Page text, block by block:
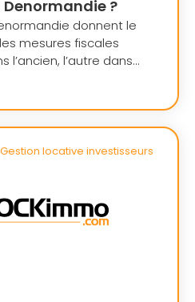
?
donnent le
mesures fiscales
l’ancien, l’autre dans...
Gestion locative investisseurs